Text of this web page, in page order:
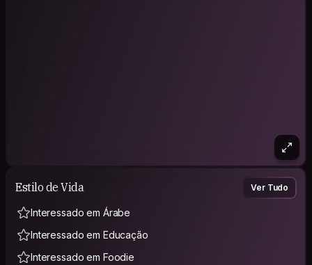
Estilo de Vida Ver Tudo
Interessado em Árabe
Interessado em Educação
Interessado em Foodie